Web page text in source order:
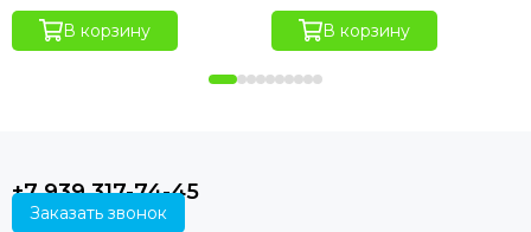
В корзину
В корзину
+7 939 317-74-45
Заказать звонок